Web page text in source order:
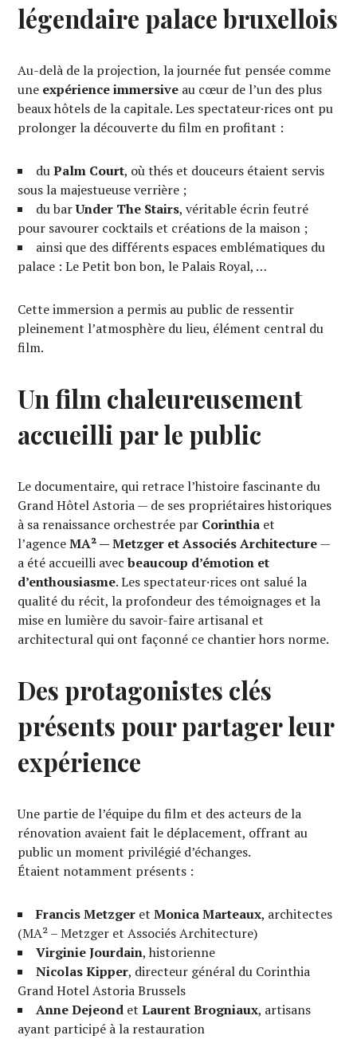
légendaire palace bruxellois
Au-delà de la projection, la journée fut pensée comme
une expérience immersive au cœur de l’un des plus
beaux hôtels de la capitale. Les spectateur·rices ont pu
prolonger la découverte du film en profitant :
duPalm Court, où thés et douceurs étaient servis
sous la majestueuse verrière ;
du barUnder The Stairs, véritable écrin feutré
pour savourer cocktails et créations de la maison ;
ainsi que des différents espaces emblématiques du
palace : Le Petit bon bon, le Palais Royal, …
Cette immersion a permis au public de ressentir
pleinement l’atmosphère du lieu, élément central du
film.
Un film chaleureusement
accueilli par le public
Le documentaire, qui retrace l’histoire fascinante du
Grand Hôtel Astoria — de ses propriétaires historiques
à sa renaissance orchestrée par Corinthia et
l’agenceMA² — Metzger et Associés Architecture—
a été accueilli avecbeaucoup d’émotion et
d’enthousiasme. Les spectateur·rices ont salué la
qualité du récit, la profondeur des témoignages et la
mise en lumière du savoir-faire artisanal et
architectural qui ont façonné ce chantier hors norme.
Des protagonistes clés
présents pour partager leur
expérience
Une partie de l’équipe du film et des acteurs de la
rénovation avaient fait le déplacement, offrant au
public un moment privilégié d’échanges.
Étaient notamment présents :
Francis Metzger etMonica Marteaux, architectes
(MA² – Metzger et Associés Architecture)
Virginie Jourdain, historienne
Nicolas Kipper, directeur général du Corinthia
Grand Hotel Astoria Brussels
Anne Dejeond etLaurent Brogniaux, artisans
ayant participé à la restauration